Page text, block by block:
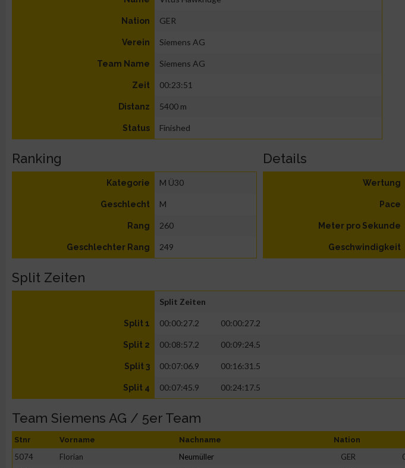
Nation GER
Verein Siemens AG
Team Name Siemens AG
Zeit 00:23:51
Distanz 5400 m
Status Finished
Ranking
Kategorie M Ü30
Geschlecht M
Rang 260
Geschlechter Rang 249
Details
Wertung
Pace
Meter pro Sekunde
Geschwindigkeit
Split Zeiten
Split Zeiten
Split 1 00:00:27.2 00:00:27.2
Split 2 00:08:57.2 00:09:24.5
Split 3 00:07:06.9 00:16:31.5
Split 4 00:07:45.9 00:24:17.5
Team Siemens AG / 5er Team
Stnr Vorname Nachname Nation
5074 Florian Neumüller GER